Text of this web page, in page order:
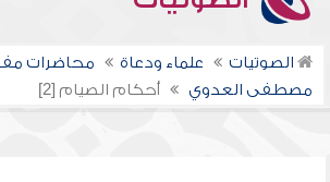
الصوتيات علماء ودعاة
محاضرات
مصطفى العدوي
أحكام الصيام [2]